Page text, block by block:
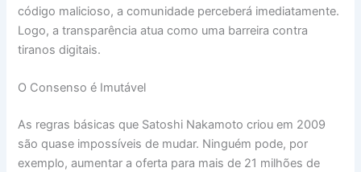
código malicioso, a comunidade perceberá imediatamente.
Logo, a transparência atua como uma barreira contra
tiranos digitais.
O Consenso é Imutável
As regras básicas que Satoshi Nakamoto criou em 2009
são quase impossíveis de mudar. Ninguém pode, por
exemplo, aumentar a oferta para mais de 21 milhões de